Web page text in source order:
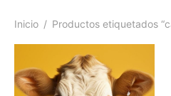
Inicio / Productos etiquetados